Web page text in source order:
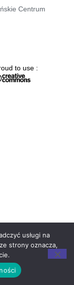
Centrum
to use :
usługi na
strony oznacza,